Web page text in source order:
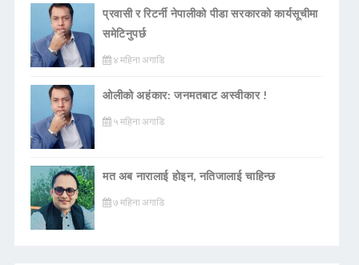
प्रवासी र रिटर्नी नेपालीको पीडा सरकारको कार्यसूचीमा
समेटिनुपर्छ
४ महिना अगाडि
ओलीको अहंकार: जनमतबाट अस्वीकार !
५ महिना अगाडि
मत अब नारालाई होइन, नतिजालाई चाहिन्छ
७ महिना अगाडि